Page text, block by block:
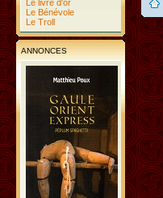
Le livre d'or
Le Bénévole
Le Troll
ANNONCES